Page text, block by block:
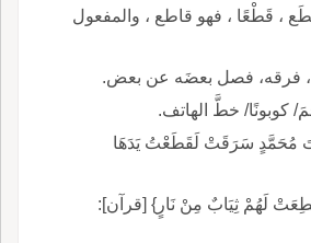
، قَطْعًا ، فهو قاطع ، والمفعول
فرقه، فصل بعضَه عن بعض.
كوبونًا/ خطَّ الهاتف.
مُحَمَّدٍ سَرَقَتْ لَقَطَعْتُ يَدَهَا
لَهُمْ ثِيَابٌ مِنْ نَارٍ} [قرآن]: